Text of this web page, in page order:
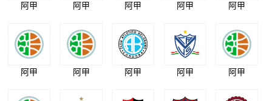
阿甲 阿甲 阿甲 阿甲 阿甲
阿甲 阿甲 阿甲 阿甲 阿甲